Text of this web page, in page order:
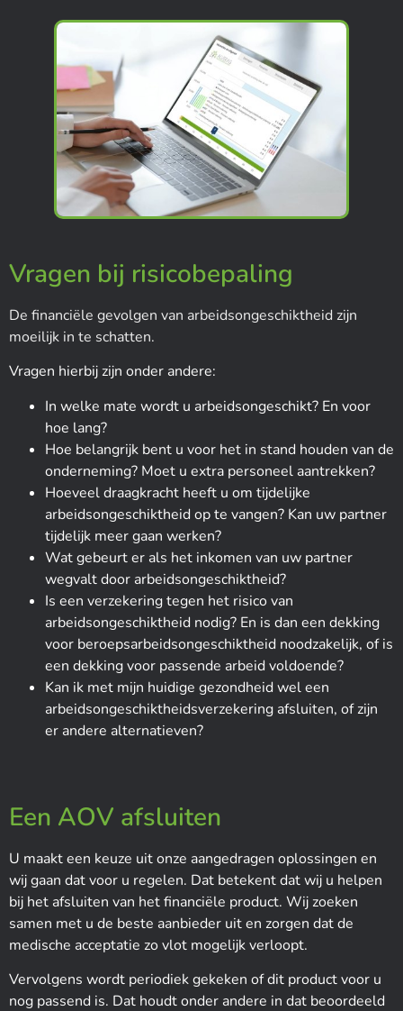
Vragen bij risicobepaling
De financiële gevolgen van arbeidsongeschiktheid zijn
moeilijk in te schatten.
Vragen hierbij zijn onder andere:
In welke mate wordt u arbeidsongeschikt? En voor
hoe lang?
Hoe belangrijk bent u voor het in stand houden van de
onderneming? Moet u extra personeel aantrekken?
Hoeveel draagkracht heeft u om tijdelijke
arbeidsongeschiktheid op te vangen? Kan uw partner
tijdelijk meer gaan werken?
Wat gebeurt er als het inkomen van uw partner
wegvalt door arbeidsongeschiktheid?
Is een verzekering tegen het risico van
arbeidsongeschiktheid nodig? En is dan een dekking
voor beroepsarbeidsongeschiktheid noodzakelijk, of is
een dekking voor passende arbeid voldoende?
Kan ik met mijn huidige gezondheid wel een
arbeidsongeschiktheidsverzekering afsluiten, of zijn
er andere alternatieven?
Een AOV afsluiten
U maakt een keuze uit onze aangedragen oplossingen en
wij gaan dat voor u regelen. Dat betekent dat wij u helpen
bij het afsluiten van het financiële product. Wij zoeken
samen met u de beste aanbieder uit en zorgen dat de
medische acceptatie zo vlot mogelijk verloopt.
Vervolgens wordt periodiek gekeken of dit product voor u
nog passend is. Dat houdt onder andere in dat beoordeeld